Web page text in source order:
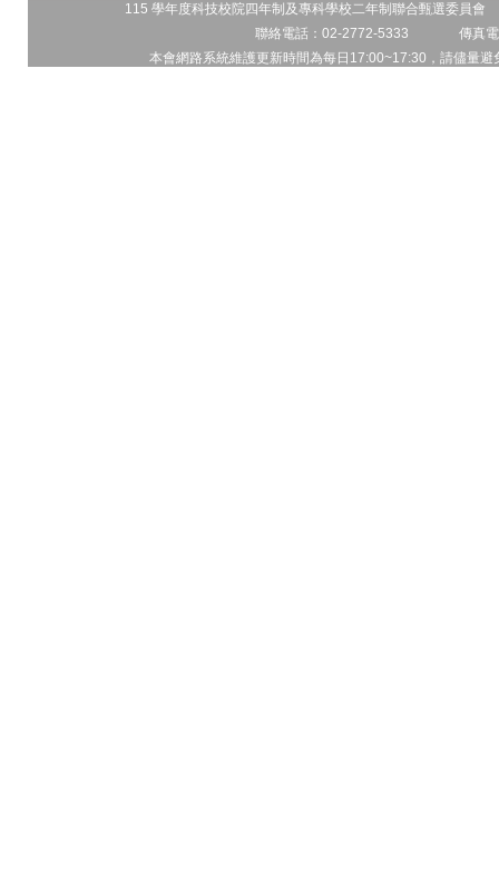
115 學年度科技校院四年制及專科學校二年制聯合甄選委員
聯絡電話：02-2772-5333 傳真
本會網路系統維護更新時間為每日17:00~17:30，請儘量